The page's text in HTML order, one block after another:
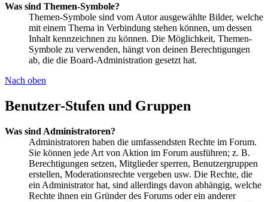
Was sind Themen-Symbole?
Themen-Symbole sind vom Autor ausgewählte Bilder, welche
mit einem Thema in Verbindung stehen können, um dessen
Inhalt kennzeichnen zu können. Die Möglichkeit, Themen-
Symbole zu verwenden, hängt von deinen Berechtigungen
ab, die die Board-Administration gesetzt hat.
Nach oben
Benutzer-Stufen und Gruppen
Was sind Administratoren?
Administratoren haben die umfassendsten Rechte im Forum.
Sie können jede Art von Aktion im Forum ausführen; z. B.
Berechtigungen setzen, Mitglieder sperren, Benutzergruppen
erstellen, Moderationsrechte vergeben usw. Die Rechte, die
ein Administrator hat, sind allerdings davon abhängig, welche
Rechte ihnen ein Gründer des Forums oder ein anderer